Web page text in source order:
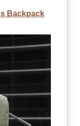
Backpack